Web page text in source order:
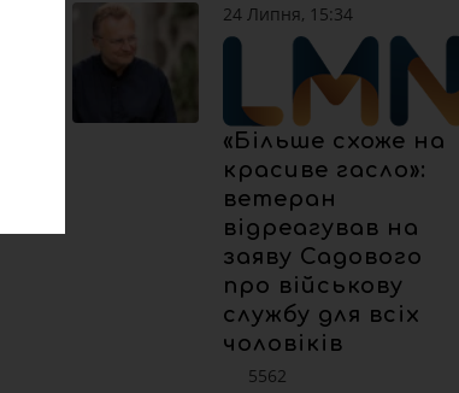
24 Липня, 15:34
«Більше схоже на
красиве гасло»:
ветеран
відреагував на
заяву Садового
про військову
службу для всіх
чоловіків
5562